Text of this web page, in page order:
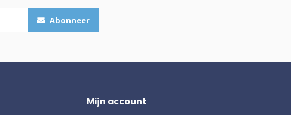
Abonneer
Mijn account